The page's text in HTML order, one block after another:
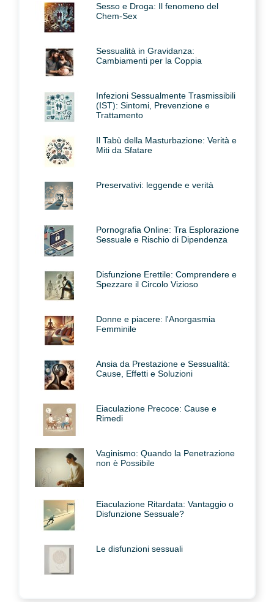
Sesso e Droga: Il fenomeno del
Chem-Sex
Sessualità in Gravidanza:
Cambiamenti per la Coppia
Infezioni Sessualmente Trasmissibili
(IST): Sintomi, Prevenzione e
Trattamento
Il Tabù della Masturbazione: Verità e
Miti da Sfatare
Preservativi: leggende e verità
Pornografia Online: Tra Esplorazione
Sessuale e Rischio di Dipendenza
Disfunzione Erettile: Comprendere e
Spezzare il Circolo Vizioso
Donne e piacere: l'Anorgasmia
Femminile
Ansia da Prestazione e Sessualità:
Cause, Effetti e Soluzioni
Eiaculazione Precoce: Cause e
Rimedi
Vaginismo: Quando la Penetrazione
non è Possibile
Eiaculazione Ritardata: Vantaggio o
Disfunzione Sessuale?
Le disfunzioni sessuali